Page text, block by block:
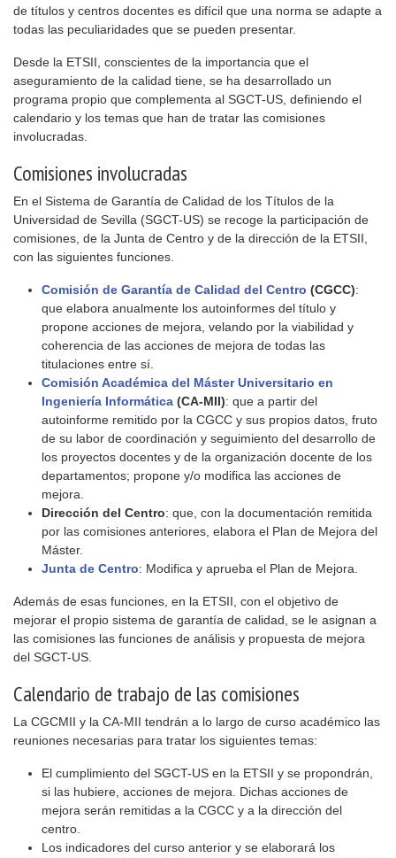
de títulos y centros docentes es difícil que una norma se adapte a
todas las peculiaridades que se pueden presentar.
Desde la ETSII, conscientes de la importancia que el
aseguramiento de la calidad tiene, se ha desarrollado un
programa propio que complementa al SGCT-US, definiendo el
calendario y los temas que han de tratar las comisiones
involucradas.
Comisiones involucradas
En el Sistema de Garantía de Calidad de los Títulos de la
Universidad de Sevilla (SGCT-US) se recoge la participación de
comisiones, de la Junta de Centro y de la dirección de la ETSII,
con las siguientes funciones.
Comisión de Garantía de Calidad del Centro (CGCC):
que elabora anualmente los autoinformes del título y
propone acciones de mejora, velando por la viabilidad y
coherencia de las acciones de mejora de todas las
titulaciones entre sí.
Comisión Académica del Máster Universitario en
Ingeniería Informática (CA-MII): que a partir del
autoinforme remitido por la CGCC y sus propios datos, fruto
de su labor de coordinación y seguimiento del desarrollo de
los proyectos docentes y de la organización docente de los
departamentos; propone y/o modifica las acciones de
mejora.
Dirección del Centro: que, con la documentación remitida
por las comisiones anteriores, elabora el Plan de Mejora del
Máster.
Junta de Centro: Modifica y aprueba el Plan de Mejora.
Además de esas funciones, en la ETSII, con el objetivo de
mejorar el propio sistema de garantía de calidad, se le asignan a
las comisiones las funciones de análisis y propuesta de mejora
del SGCT-US.
Calendario de trabajo de las comisiones
La CGCMII y la CA-MII tendrán a lo largo de curso académico las
reuniones necesarias para tratar los siguientes temas:
El cumplimiento del SGCT-US en la ETSII y se propondrán,
si las hubiere, acciones de mejora. Dichas acciones de
mejora serán remitidas a la CGCC y a la dirección del
centro.
Los indicadores del curso anterior y se elaborará los